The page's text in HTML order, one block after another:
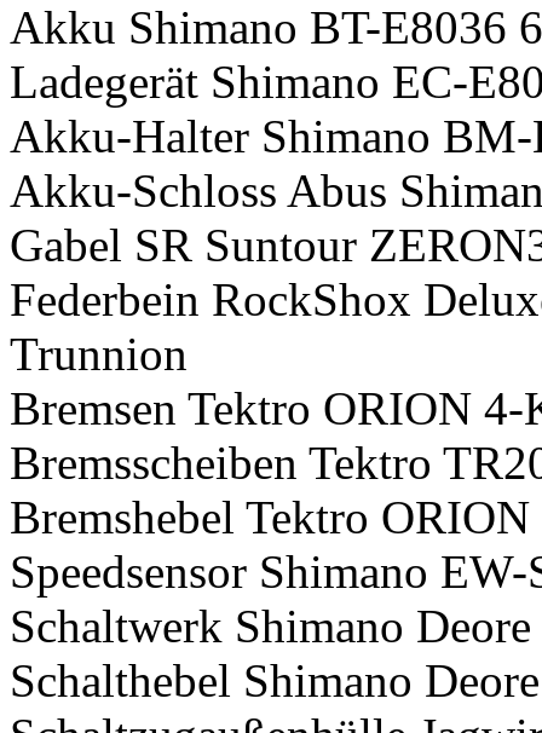
Akku Shimano BT-E8036
Ladegerät Shimano EC-
Akku-Halter Shimano
Akku-Schloss Abus
Gabel SR Suntour
Federbein RockShox
Trunnion
Bremsen Tektro ORION 4-
Bremsscheiben Tektro
Bremshebel Tektro ORION
Speedsensor Shimano EW-
Schaltwerk Shimano Deore
Schalthebel Shimano Deore